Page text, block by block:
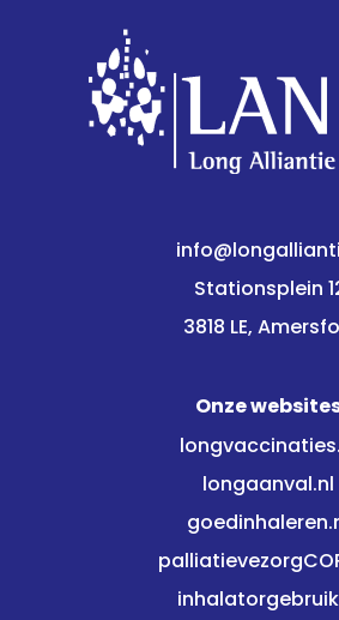
Stationsplein
3818 LE,
Onze
longaanval.nl